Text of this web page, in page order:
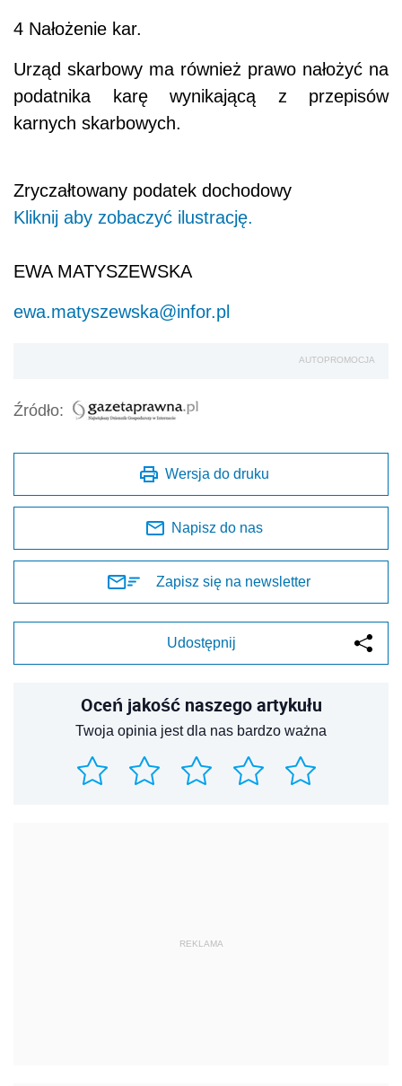
4 Nałożenie kar.
Urząd skarbowy ma również prawo nałożyć na
podatnika karę wynikającą z przepisów
karnych skarbowych.
Zryczałtowany podatek dochodowy
Kliknij aby zobaczyć ilustrację.
EWA MATYSZEWSKA
ewa.matyszewska@infor.pl
AUTOPROMOCJA
Źródło:
Wersja do druku
Napisz do nas
Zapisz się na newsletter
Udostępnij
Oceń jakość naszego artykułu
Twoja opinia jest dla nas bardzo ważna
REKLAMA